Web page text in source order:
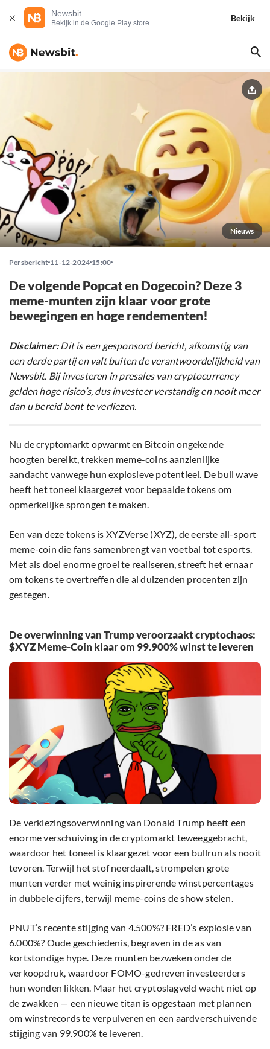
Newsbit
Bekijk in de Google Play store
Bekijk
Nieuws
Persbericht 11-12-2024 15:00
De volgende Popcat en Dogecoin? Deze 3
meme-munten zijn klaar voor grote
bewegingen en hoge rendementen!
Disclaimer:Dit is een gesponsord bericht, afkomstig van
een derde partij en valt buiten de verantwoordelijkheid van
Newsbit. Bij investeren in presales van cryptocurrency
gelden hoge risico’s, dus investeer verstandig en nooit meer
dan u bereid bent te verliezen.
Nu de cryptomarkt opwarmt en Bitcoin ongekende
hoogten bereikt, trekken meme-coins aanzienlijke
aandacht vanwege hun explosieve potentieel. De bull wave
heeft het toneel klaargezet voor bepaalde tokens om
opmerkelijke sprongen te maken.
Een van deze tokens is XYZVerse (XYZ), de eerste all-sport
meme-coin die fans samenbrengt van voetbal tot esports.
Met als doel enorme groei te realiseren, streeft het ernaar
om tokens te overtreffen die al duizenden procenten zijn
gestegen.
De overwinning van Trump veroorzaakt cryptochaos:
$XYZ Meme-Coin klaar om 99.900% winst te leveren
De verkiezingsoverwinning van Donald Trump heeft een
enorme verschuiving in de cryptomarkt teweeggebracht,
waardoor het toneel is klaargezet voor een bullrun als nooit
tevoren. Terwijl het stof neerdaalt, strompelen grote
munten verder met weinig inspirerende winstpercentages
in dubbele cijfers, terwijl meme-coins de show stelen.
PNUT’s recente stijging van 4.500%? FRED’s explosie van
6.000%? Oude geschiedenis, begraven in de as van
kortstondige hype. Deze munten bezweken onder de
verkoopdruk, waardoor FOMO-gedreven investeerders
hun wonden likken. Maar het cryptoslagveld wacht niet op
de zwakken — een nieuwe titan is opgestaan met plannen
om winstrecords te verpulveren en een aardverschuivende
stijging van 99.900% te leveren.